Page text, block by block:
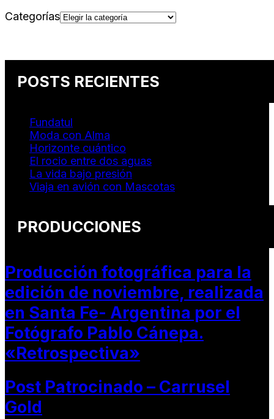
Categorías
POSTS RECIENTES
Fundatul
Moda con Alma
Horizonte cuántico
El rocio entre dos aguas
La vida bajo presión
Viaja en avión con Mascotas
PRODUCCIONES
Producción fotográfica para la
edición de noviembre, realizada
en Santa Fe- Argentina por el
Fotógrafo Pablo Cánepa.
«Retrospectiva»
Post Patrocinado – Carrusel
Gold